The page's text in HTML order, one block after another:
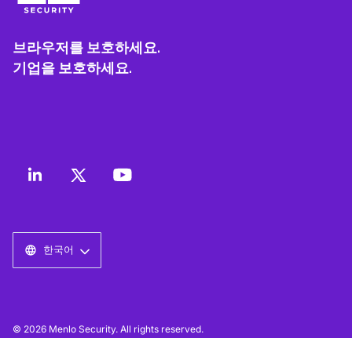
브라우저를 보호하세요.
기업을 보호하세요.
한국어
© 2026 Menlo Security. All rights reserved.